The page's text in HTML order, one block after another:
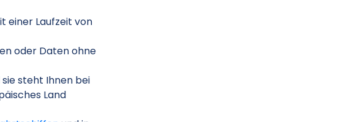
einer Laufzeit von
oder Daten ohne
sie steht Ihnen bei
Land